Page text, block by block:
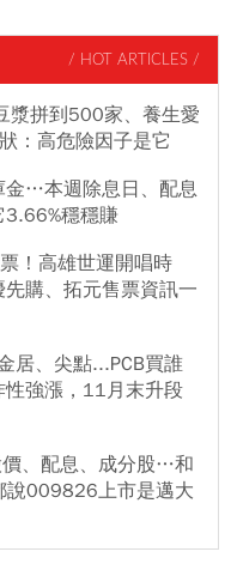
/ HOT ARTICLES /
拼到500家、養生愛
：高危險因子是它
金…本週除息日、配息
3.66%穩穩賺
！高雄世運開唱時
購、拓元售票資訊一
居、尖點...PCB買誰
強漲，11月末升段
、配息、成分股…和
說009826上市是邁大